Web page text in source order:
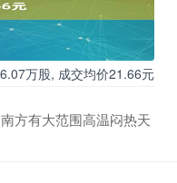
万股, 成交均价21.66元
方有大范围高温闷热天